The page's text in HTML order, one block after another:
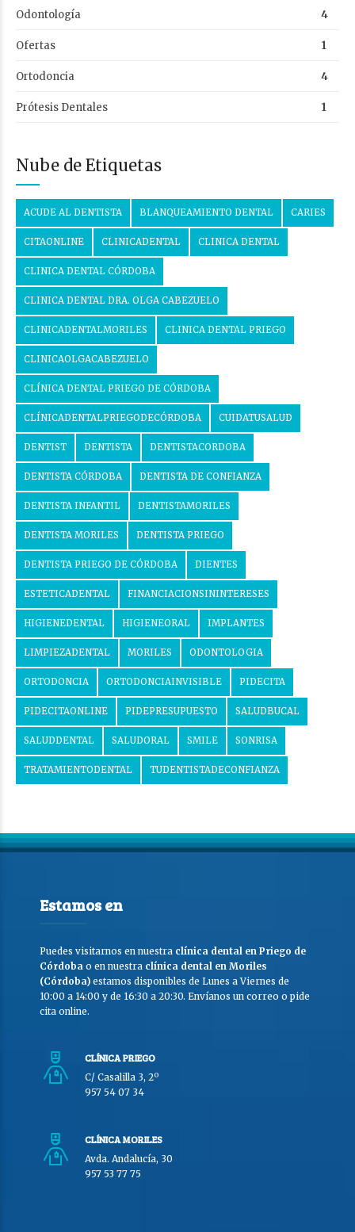
Odontología 4
Ofertas 1
Ortodoncia 4
Prótesis Dentales 1
Nube de Etiquetas
ACUDE AL DENTISTA BLANQUEAMIENTO DENTAL CARIES
CITAONLINE CLINICADENTAL CLINICA DENTAL
CLINICA DENTAL CÓRDOBA
CLINICA DENTAL DRA. OLGA CABEZUELO
CLINICADENTALMORILES CLINICA DENTAL PRIEGO
CLINICAOLGACABEZUELO
CLÍNICA DENTAL PRIEGO DE CÓRDOBA
CLÍNICADENTALPRIEGODECÓRDOBA CUIDATUSALUD
DENTIST DENTISTA DENTISTACORDOBA
DENTISTA CÓRDOBA DENTISTA DE CONFIANZA
DENTISTA INFANTIL DENTISTAMORILES
DENTISTA MORILES DENTISTA PRIEGO
DENTISTA PRIEGO DE CÓRDOBA DIENTES
ESTETICADENTAL FINANCIACIONSININTERESES
HIGIENEDENTAL HIGIENEORAL IMPLANTES
LIMPIEZADENTAL MORILES ODONTOLOGIA
ORTODONCIA ORTODONCIAINVISIBLE PIDECITA
PIDECITAONLINE PIDEPRESUPUESTO SALUDBUCAL
SALUDDENTAL SALUDORAL SMILE SONRISA
TRATAMIENTODENTAL TUDENTISTADECONFIANZA
Estamos en
Puedes visitarnos en nuestra clínica dental en Priego de
Córdoba o en nuestra clínica dental en Moriles
(Córdoba) estamos disponibles de Lunes a Viernes de
10:00 a 14:00 y de 16:30 a 20:30. Envíanos un correo o pide
cita online.
CLÍNICA PRIEGO
C/ Casalilla 3, 2º
957 54 07 34
CLÍNICA MORILES
Avda. Andalucía, 30
957 53 77 75